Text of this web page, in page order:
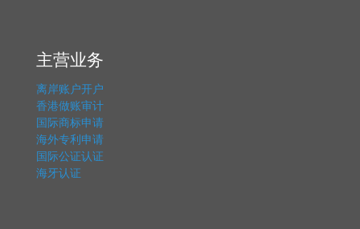
主营业务
离岸账户开户
香港做账审计
国际商标申请
海外专利申请
国际公证认证
海牙认证